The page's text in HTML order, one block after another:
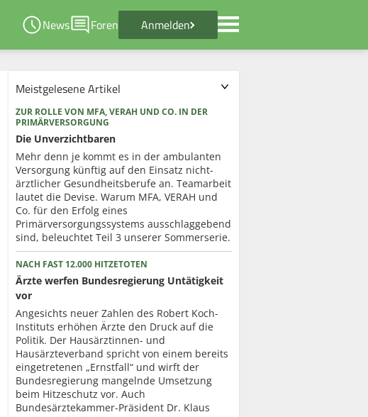
News Foren Anmelden
Meistgelesene Artikel
ZUR ROLLE VON MFA, VERAH UND CO. IN DER
PRIMÄRVERSORGUNG
Die Unverzichtbaren
Mehr denn je kommt es in der ambulanten
Versorgung künftig auf den Einsatz nicht-
ärztlicher Gesundheitsberufe an. Teamarbeit
lautet die Devise. Warum MFA, VERAH und
Co. für den Erfolg eines
Primärversorgungssystems ausschlaggebend
sind, beleuchtet Teil 3 unserer Sommerserie.
NACH FAST 12.000 HITZETOTEN
Ärzte werfen Bundesregierung Untätigkeit
vor
Angesichts neuer Zahlen des Robert Koch-
Instituts erhöhen Ärzte den Druck auf die
Politik. Der Hausärztinnen- und
Hausärzteverband spricht von einem bereits
eingetretenen „Ernstfall“ und wirft der
Bundesregierung mangelnde Umsetzung
beim Hitzeschutz vor. Auch
Bundesärztekammer-Präsident Dr. Klaus